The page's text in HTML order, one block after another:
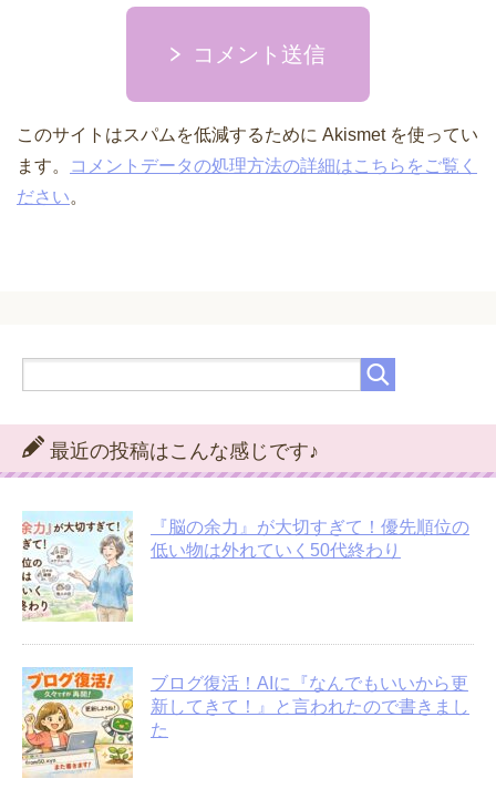
コメント送信
このサイトはスパムを低減するために Akismet を使ってい
ます。
コメントデータの処理方法の詳細はこちらをご覧く
ださい。
最近の投稿はこんな感じです♪
『脳の余力』が大切すぎて！優先順位の
低い物は外れていく50代終わり
ブログ復活！AIに『なんでもいいから更
新してきて！』と言われたので書きまし
た